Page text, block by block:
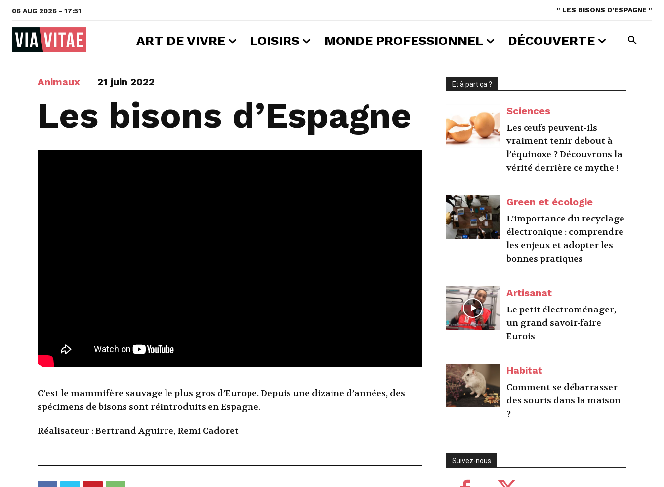
06 AUG 2026 - 17:51 " LES BISONS D’ESPAGNE "
ART DE VIVRE LOISIRS MONDE PROFESSIONNEL DÉCOUVERTE
Animaux 21 juin 2022
Les bisons d’Espagne
C’est le mammifère sauvage le plus gros d’Europe. Depuis une dizaine d’années, des
spécimens de bisons sont réintroduits en Espagne.
Réalisateur : Bertrand Aguirre, Remi Cadoret
Et à part ça ?
Sciences
Les œufs peuvent-ils
vraiment tenir debout à
l’équinoxe ? Découvrons la
vérité derrière ce mythe !
Green et écologie
L’importance du recyclage
électronique : comprendre
les enjeux et adopter les
bonnes pratiques
Artisanat
Le petit électroménager,
un grand savoir-faire
Eurois
Habitat
Comment se débarrasser
des souris dans la maison
?
Suivez-nous